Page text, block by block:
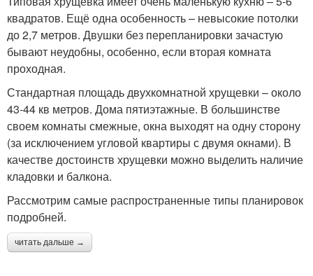
квадратов. Ещё одна особенность – невысокие потолки
до 2,7 метров. Двушки без перепланировки зачастую
бывают неудобны, особенно, если вторая комната
проходная.
Стандартная площадь двухкомнатной хрущевки – около
43-44 кв метров. Дома пятиэтажные. В большинстве
своем комнаты смежные, окна выходят на одну сторону
(за исключением угловой квартиры с двумя окнами). В
качестве достоинств хрущевки можно выделить наличие
кладовки и балкона.
Рассмотрим самые распространенные типы планировок
подробней.
читать дальше →